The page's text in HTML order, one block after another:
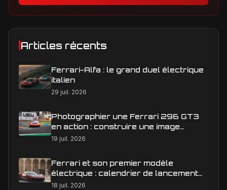
Articles récents
Ferrari-Alfa : le grand duel électrique
italien
29 juil. 2026
Photographier une Ferrari 296 GT3
en action : construire une image
éditoriale qui raconte la course
19 juil. 2026
Ferrari et son premier modèle
électrique : calendrier de lancement
en Europe
18 juil. 2026